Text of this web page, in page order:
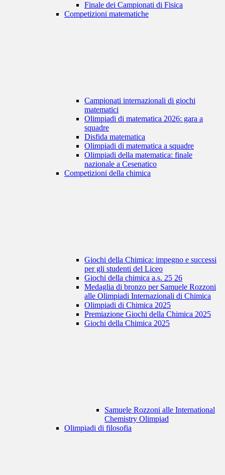
Finale dei Campionati di Fisica
Competizioni matematiche
Campionati internazionali di giochi
matematici
Olimpiadi di matematica 2026: gara a
squadre
Disfida matematica
Olimpiadi di matematica a squadre
Olimpiadi della matematica: finale
nazionale a Cesenatico
Competizioni della chimica
Giochi della Chimica: impegno e successi
per gli studenti del Liceo
Giochi della chimica a.s. 25 26
Medaglia di bronzo per Samuele Rozzoni
alle Olimpiadi Internazionali di Chimica
Olimpiadi di Chimica 2025
Premiazione Giochi della Chimica 2025
Giochi della Chimica 2025
Samuele Rozzoni alle International
Chemistry Olimpiad
Olimpiadi di filosofia